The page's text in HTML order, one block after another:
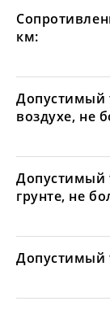
км:
Допустимый
воздухе, не
Допустимый
грунте, не
Допустимый